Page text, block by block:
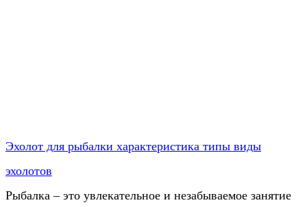
Эхолот для рыбалки характеристика типы виды
эхолотов
Рыбалка – это увлекательное и незабываемое занятие